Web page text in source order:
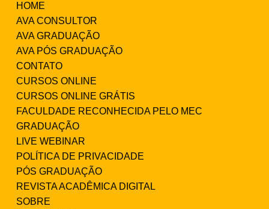
HOME
AVA CONSULTOR
AVA GRADUAÇÃO
AVA PÓS GRADUAÇÃO
CONTATO
CURSOS ONLINE
CURSOS ONLINE GRÁTIS
FACULDADE RECONHECIDA PELO MEC
GRADUAÇÃO
LIVE WEBINAR
POLÍTICA DE PRIVACIDADE
PÓS GRADUAÇÃO
REVISTA ACADÊMICA DIGITAL
SOBRE